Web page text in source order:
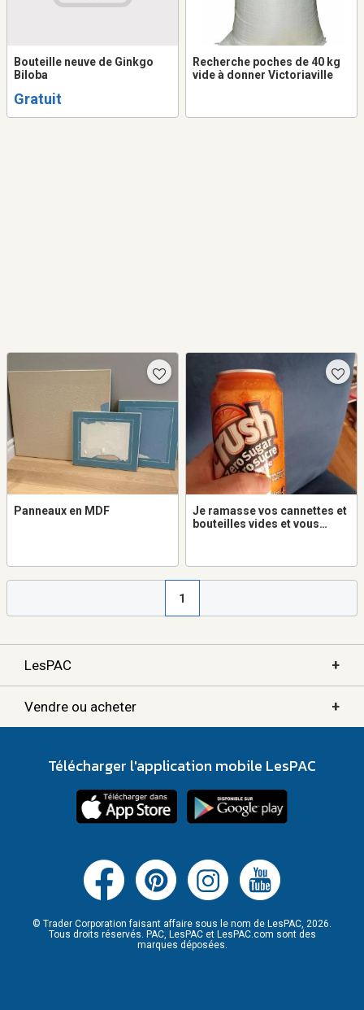
Bouteille neuve de Ginkgo
Biloba
Gratuit
Recherche poches de 40 kg
vide à donner Victoriaville
Panneaux en MDF
Je ramasse vos cannettes et
bouteilles vides et vous
1
LesPAC +
Vendre ou acheter +
Télécharger l'application mobile LesPAC
© Trader Corporation faisant affaire sous le nom de LesPAC, 2026.
Tous droits réservés. PAC, LesPAC et LesPAC.com sont des
marques déposées.